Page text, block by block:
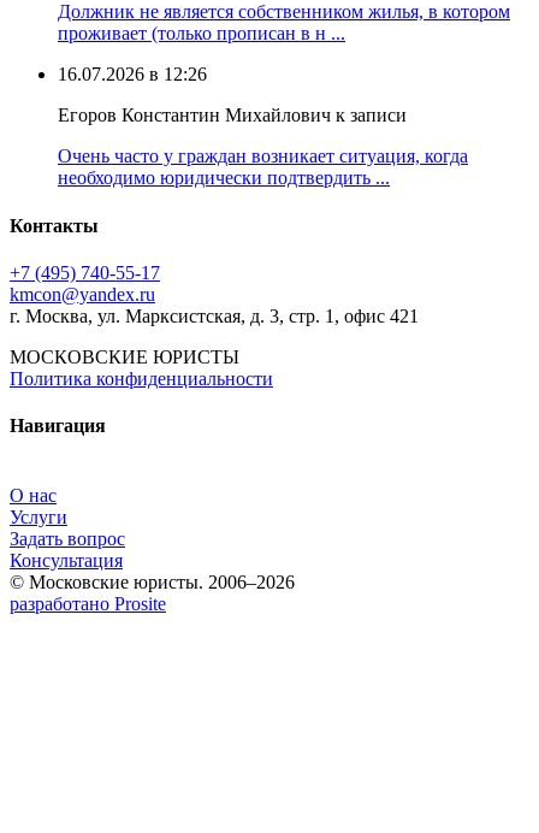
Должник не является собственником жилья, в котором
проживает (только прописан в н ...
16.07.2026 в 12:26
Егоров Константин Михайлович к записи
Очень часто у граждан возникает ситуация, когда
необходимо юридически подтвердить ...
Контакты
+7 (495) 740‑55‑17
kmcon@yandex.ru
г. Москва, ул. Марксистская, д. 3, стр. 1, офис 421
МОСКОВСКИЕ ЮРИСТЫ
Политика конфиденциальности
Навигация
О нас
Услуги
Задать вопрос
Консультация
© Московские юристы. 2006–2026
разработано Prosite